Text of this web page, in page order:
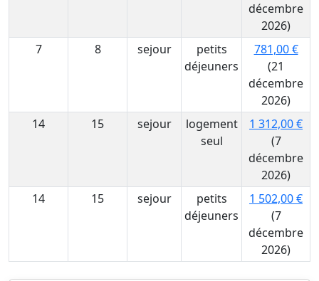
décembre
2026)
7
8 sejour
petits
déjeuners
781,00 €
(21
décembre
2026)
14
15 sejour
logement
seul
1 312,00 €
(7
décembre
2026)
14
15 sejour
petits
déjeuners
1 502,00 €
(7
décembre
2026)